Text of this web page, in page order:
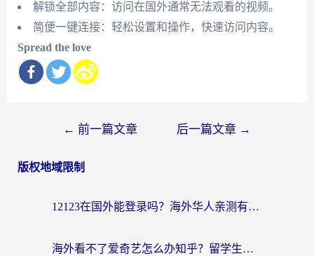
解锁全部内容：访问在国外通常无法观看的视频。
简便一键连接：轻松设置和操作，快速访问内容。
Spread the love
导
← 前一篇文章 后一篇文章 →
版权地域限制
12123在国外能登录吗？海外华人亲测有效的回国加速器选择指南
海外看不了爱奇艺怎么办知乎？留学生亲测有效的回国加速方案